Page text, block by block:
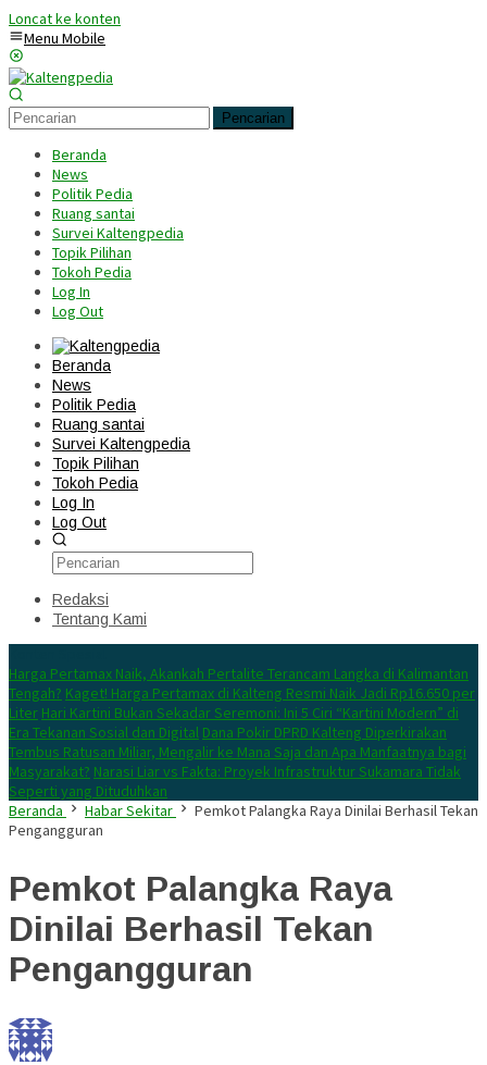
Loncat ke konten
Menu Mobile
Pencarian
Beranda
News
Politik Pedia
Ruang santai
Survei Kaltengpedia
Topik Pilihan
Tokoh Pedia
Log In
Log Out
Beranda
News
Politik Pedia
Ruang santai
Survei Kaltengpedia
Topik Pilihan
Tokoh Pedia
Log In
Log Out
Redaksi
Tentang Kami
Harga Pertamax Naik, Akankah Pertalite Terancam Langka di Kalimantan
Tengah? Kaget! Harga Pertamax di Kalteng Resmi Naik Jadi Rp16.650 per
Liter Hari Kartini Bukan Sekadar Seremoni: Ini 5 Ciri “Kartini Modern” di
Era Tekanan Sosial dan Digital Dana Pokir DPRD Kalteng Diperkirakan
Tembus Ratusan Miliar, Mengalir ke Mana Saja dan Apa Manfaatnya bagi
Masyarakat? Narasi Liar vs Fakta: Proyek Infrastruktur Sukamara Tidak
Seperti yang Dituduhkan
Beranda
Habar Sekitar
Pemkot Palangka Raya Dinilai Berhasil Tekan
Pengangguran
Pemkot Palangka Raya
Dinilai Berhasil Tekan
Pengangguran